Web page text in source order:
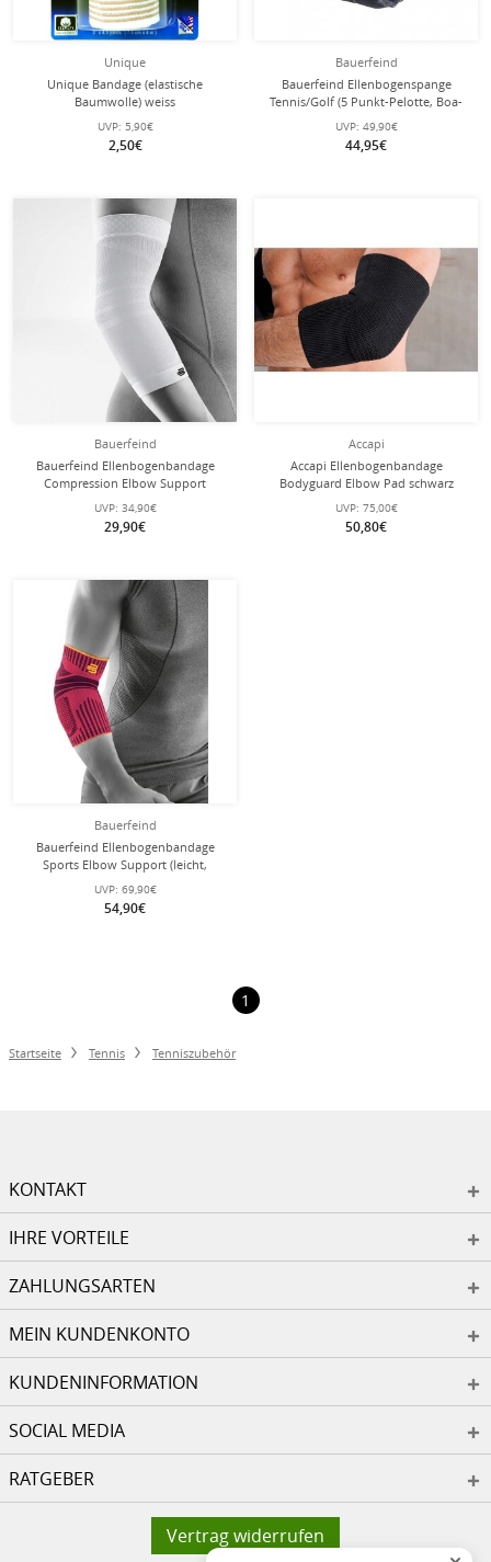
Unique
Unique Bandage (elastische
Baumwolle) weiss
UVP: 5,90€
2,50€
Bauerfeind
Bauerfeind Ellenbogenspange
Tennis/Golf (5 Punkt-Pelotte, Boa-
Verschluss) schwarz
UVP: 49,90€
44,95€
Bauerfeind
Bauerfeind Ellenbogenbandage
Compression Elbow Support
(nahtloses Kompressionsgestrick)
weiss 1er
UVP: 34,90€
29,90€
Accapi
Accapi Ellenbogenbandage
Bodyguard Elbow Pad schwarz
UVP: 75,00€
50,80€
Bauerfeind
Bauerfeind Ellenbogenbandage
Sports Elbow Support (leicht,
komfortabel) pink - 1 Stück
UVP: 69,90€
54,90€
1
Startseite Tennis Tenniszubehör
KONTAKT
IHRE VORTEILE
ZAHLUNGSARTEN
MEIN KUNDENKONTO
KUNDENINFORMATION
SOCIAL MEDIA
RATGEBER
Vertrag widerrufen